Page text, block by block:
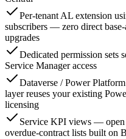
Per-tenant AL extension
subscribers — zero direct
upgrades
Dedicated permission sets
Service Manager access
Dataverse / Power
layer reuses your existing
licensing
Service KPI views — open
overdue-contract lists built on